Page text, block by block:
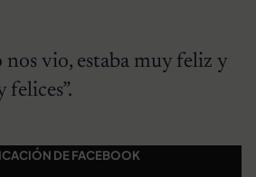
nos vio, estaba muy feliz y
DE FACEBOOK